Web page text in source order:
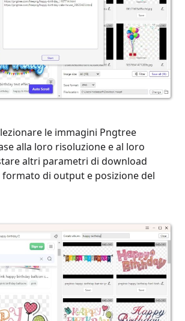
le immagini Pngtree
alla loro risoluzione e al loro
altri parametri di download
di output e posizione del